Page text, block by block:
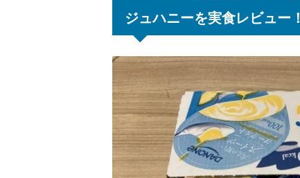
ジュハニーを実食レビュー！